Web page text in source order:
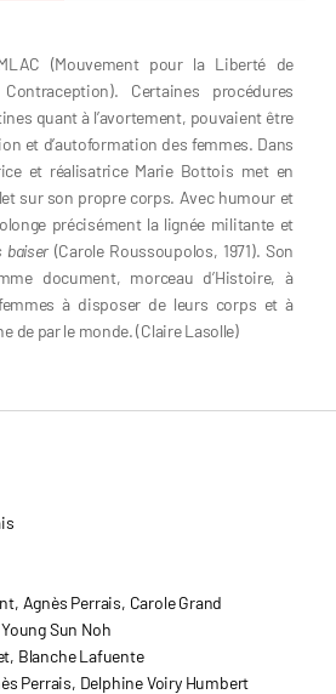
(Mouvement pour la Liberté de
Certaines procédures
quant à l’avortement, pouvaient être
et d’autoformation des femmes. Dans
et réalisatrice Marie Bottois met en
sur son propre corps. Avec humour et
précisément la lignée militante et
baiser (Carole Roussoupolos, 1971). Son
document, morceau d’Histoire, à
à disposer de leurs corps et à
de par le monde. (Claire Lasolle)
Agnès Perrais, Carole Grand
Sun Noh
Blanche Lafuente
Perrais, Delphine Voiry Humbert